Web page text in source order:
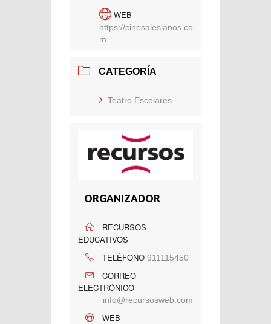
WEB
https://cinesalesianos.co
m
CATEGORÍA
Teatro Escolares
ORGANIZADOR
RECURSOS
EDUCATIVOS
TELÉFONO 911115450
CORREO
ELECTRÓNICO
info@recursosweb.com
WEB